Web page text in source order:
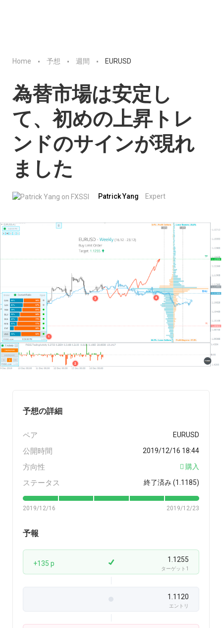
Home 予想 週間 EURUSD
為替市場は安定し
て、初めの上昇トレ
ンドのサインが現れ
ました
Patrick Yang Expert
予想の詳細
ペア EURUSD
公開時間 2019/12/16 18:44
方向性 購入
ステータス 終了済み (1.1185)
2019/12/16 2019/12/23
予報
+135 p 1.1255
ターゲット1
1.1120
エントリ